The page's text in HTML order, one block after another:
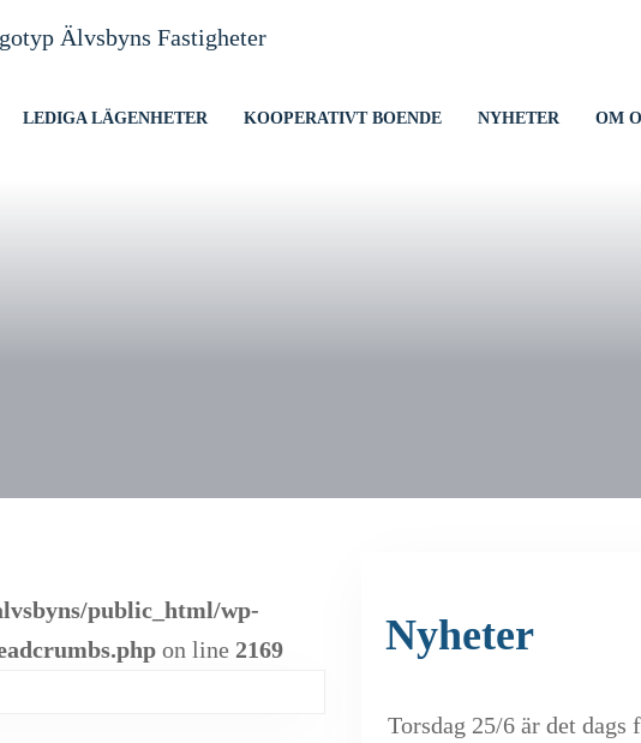
LEDIGA LÄGENHETER KOOPERATIVT BOENDE NYHETER OM
public_html/wp-
on line 2169 Nyheter
Torsdag 25/6 är det dags